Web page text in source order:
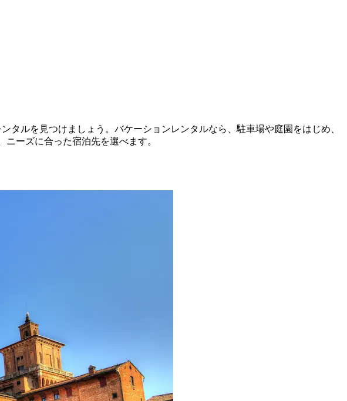
タルを見つけましょう。バケーションレンタルなら、駐車場や庭園をはじめ、
ーズに合った宿泊先を選べます。